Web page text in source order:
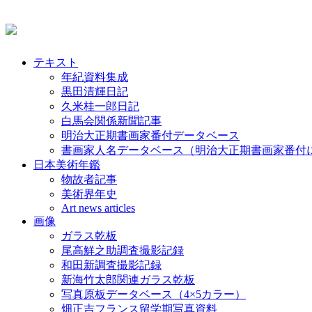
テキスト
年紀資料集成
黒田清輝日記
久米桂一郎日記
白馬会関係新聞記事
明治大正期書画家番付データベース
書画家人名データベース（明治大正期書画家番付
日本美術年鑑
物故者記事
美術界年史
Art news articles
画像
ガラス乾板
尾高鮮之助調査撮影記録
和田新調査撮影記録
新海竹太郎関連ガラス乾板
写真原板データベース（4×5カラー）
畑正吉フランス留学期写真資料